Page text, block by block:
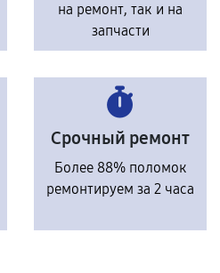
на ремонт, так и на
запчасти
Срочный ремонт
Более 88% поломок
ремонтируем за 2 часа